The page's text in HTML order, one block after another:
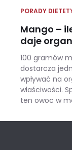
PORADY
Mango –
daje
100 gramów
dostarcza
wpływać na
właściwości.
ten owoc w